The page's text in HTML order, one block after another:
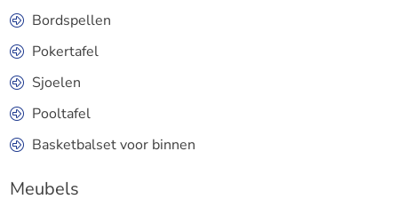
Bordspellen
Pokertafel
Sjoelen
Pooltafel
Basketbalset voor binnen
Meubels